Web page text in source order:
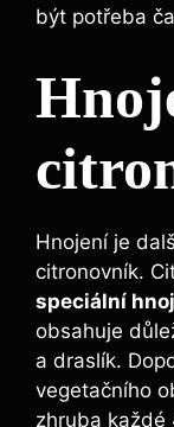
být potřeba
Hnojení je
citronovník.
speciální
obsahuje
a draslík.
vegetačního
zhruba každé